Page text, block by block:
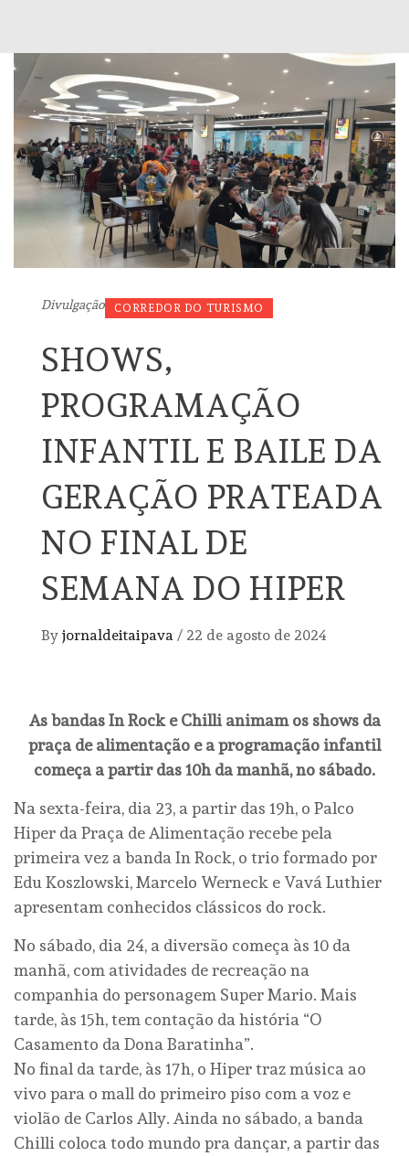
Divulgação CORREDOR DO TURISMO
SHOWS,
PROGRAMAÇÃO
INFANTIL E BAILE DA
GERAÇÃO PRATEADA
NO FINAL DE
SEMANA DO HIPER
By jornaldeitaipava / 22 de agosto de 2024
As bandas In Rock e Chilli animam os shows da
praça de alimentação e a programação infantil
começa a partir das 10h da manhã, no sábado.
Na sexta-feira, dia 23, a partir das 19h, o Palco
Hiper da Praça de Alimentação recebe pela
primeira vez a banda In Rock, o trio formado por
Edu Koszlowski, Marcelo Werneck e Vavá Luthier
apresentam conhecidos clássicos do rock.
No sábado, dia 24, a diversão começa às 10 da
manhã, com atividades de recreação na
companhia do personagem Super Mario. Mais
tarde, às 15h, tem contação da história “O
Casamento da Dona Baratinha”.
No final da tarde, às 17h, o Hiper traz música ao
vivo para o mall do primeiro piso com a voz e
violão de Carlos Ally. Ainda no sábado, a banda
Chilli coloca todo mundo pra dançar, a partir das